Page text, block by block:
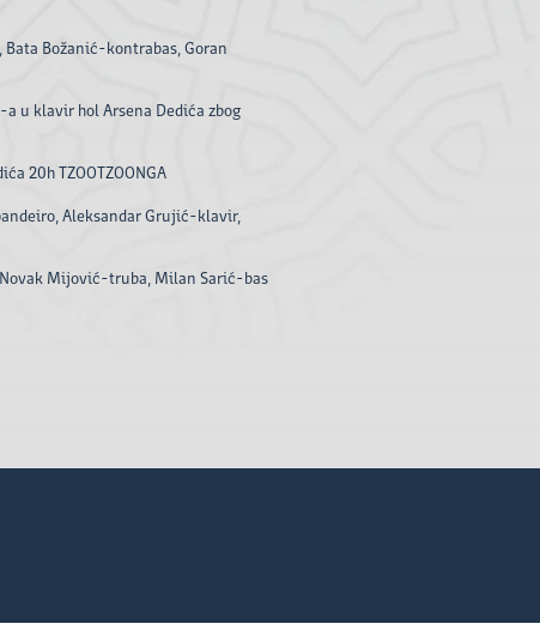
Bata Božanić-kontrabas, Goran
a u klavir hol Arsena Dedića zbog
20h TZOOTZOONGA
Aleksandar Grujić-klavir,
Novak Mijović-truba, Milan Sarić-bas